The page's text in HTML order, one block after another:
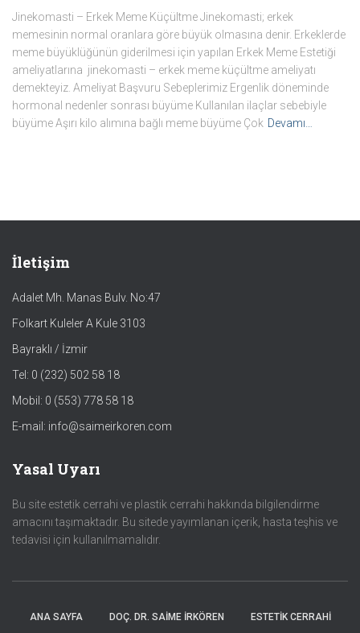
Jinekomasti – Erkek Meme Küçültme Jinekomasti; erkek
memesinin normal oranlara göre büyük olmasına denir. Erkeklerde
meme büyüklüğünün giderilmesi için yapılan Erkek Meme Estetiği
ameliyatlarına jinekomasti – erkek meme küçültme ameliyatı
demekteyiz. Ameliyat Başvuru Sebeplerimiz Ergenlik döneminde
hormonal nedenler sonrası büyüme Kullanılan ilaçlar sebebiyle
büyüme Aşırı kilo alımına bağlı meme büyüme Çok Devamı…
İletişim
Adalet Mh. Manas Bulv. No:47
Folkart Kuleler A Kule 3103
Bayraklı / İzmir
Tel: 0 (232) 502 58 18
Mobil: 0 (553) 778 58 18
E-mail: info@saimeirkoren.com
Yasal Uyarı
Bu site estetik cerrahi ve plastik cerrahi hakkında bilgilendirme
amacını taşımaktadır. Bu sitede yayımlanan içerik, hasta teşhis ve
tedavisi için kullanılmamalıdır.
ANA SAYFA DOÇ. DR. SAİME İRKÖREN ESTETİK CERRAHİ